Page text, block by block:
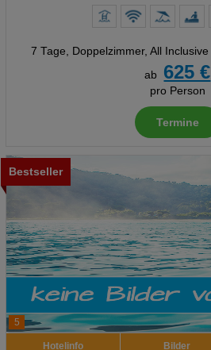
7 Tage, Doppelzimmer, All Inclusive
ab
625 €
pro Person
Termine
5
Bestseller
Hotelinfo Bilder